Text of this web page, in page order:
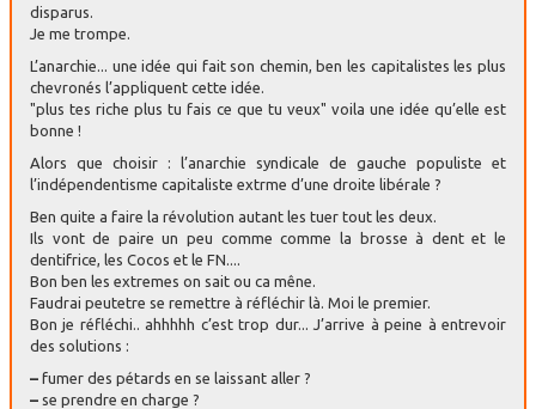
disparus.
Je me trompe.
L’anarchie... une idée qui fait son chemin, ben les capitalistes les plus
chevronés l’appliquent cette idée.
"plus tes riche plus tu fais ce que tu veux" voila une idée qu’elle est
bonne !
Alors que choisir : l’anarchie syndicale de gauche populiste et
l’indépendentisme capitaliste extrme d’une droite libérale ?
Ben quite a faire la révolution autant les tuer tout les deux.
Ils vont de paire un peu comme comme la brosse à dent et le
dentifrice, les Cocos et le FN....
Bon ben les extremes on sait ou ca mêne.
Faudrai peutetre se remettre à réfléchir là. Moi le premier.
Bon je réfléchi.. ahhhhh c’est trop dur... J’arrive à peine à entrevoir
des solutions :
– fumer des pétards en se laissant aller ?
– se prendre en charge ?